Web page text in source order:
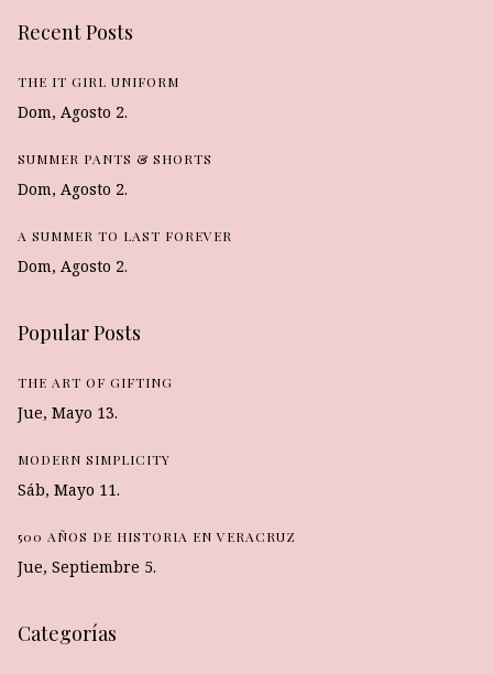
Recent Posts
THE IT GIRL UNIFORM
Dom, Agosto 2.
SUMMER PANTS & SHORTS
Dom, Agosto 2.
A SUMMER TO LAST FOREVER
Dom, Agosto 2.
Popular Posts
THE ART OF GIFTING
Jue, Mayo 13.
MODERN SIMPLICITY
Sáb, Mayo 11.
500 AÑOS DE HISTORIA EN VERACRUZ
Jue, Septiembre 5.
Categorías